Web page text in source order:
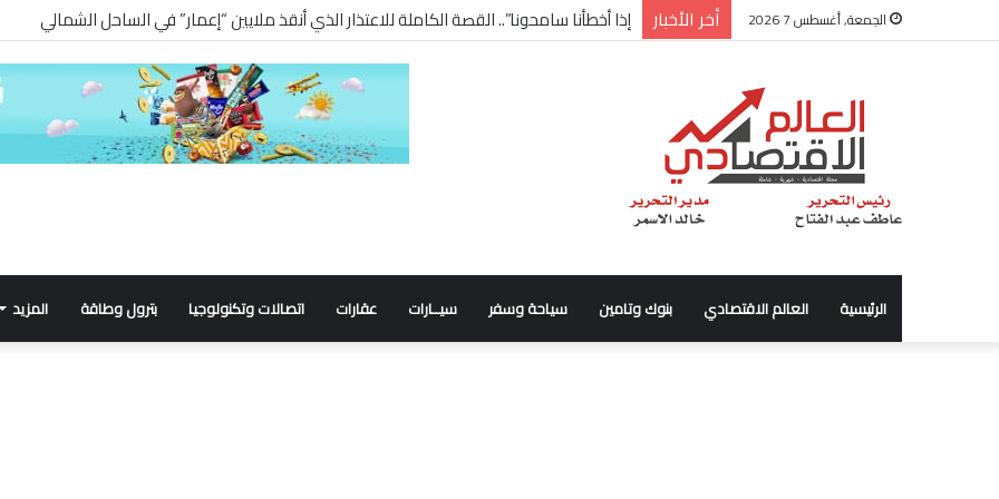
الجمعة, أغسطس 7 2026 أخر الأخبار شركة “Scope Developments” تعلن تولي أحمد كمال عيسى منصب الرئيس التنفيذي للقطاع التجاري
الرئيسية العالم الاقتصادي بنوك وتامين سياحة وسفر سيــارات عقارات اتصالات وتكنولوجيا بترول وطاقة المزيد